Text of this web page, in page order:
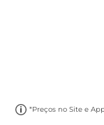
*Preços no Site e